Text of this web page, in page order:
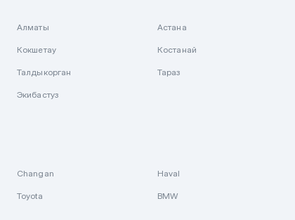
Алматы Астана
Кокшетау Костанай
Талдыкорган Тараз
Экибастуз
Changan Haval
Toyota BMW